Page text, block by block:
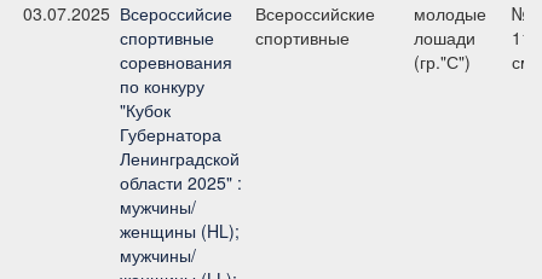
03.07.2025 Всероссийсие
спортивные
соревнования
по конкуру
"Кубок
Губернатора
Ленинградской
области 2025" :
мужчины/
женщины (HL);
мужчины/
Всероссийские
спортивные
молодые
лошади
(гр."С")
№5,
115
см